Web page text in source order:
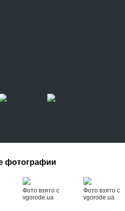
фотографии
Фото взято с
vgorode.ua
Фото взято с
vgorode.ua